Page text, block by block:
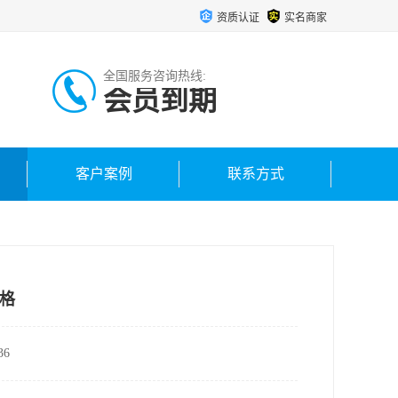
资质认证 实名商家
全国服务咨询热线:
会员到期
客户案例 联系方式